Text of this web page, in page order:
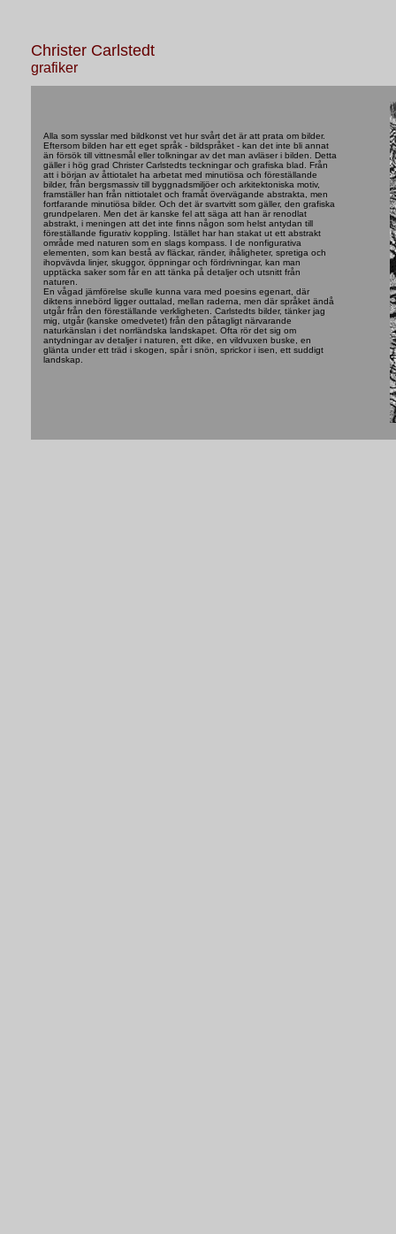
Christer Carlstedt
grafiker
Alla som sysslar med bildkonst vet hur svårt det är att prata om bilder.
Eftersom bilden har ett eget språk - bildspråket - kan det inte bli annat
än försök till vittnesmål eller tolkningar av det man avläser i bilden. Detta
gäller i hög grad Christer Carlstedts teckningar och grafiska blad. Från
att i början av åttiotalet ha arbetat med minutiösa och föreställande
bilder, från bergsmassiv till byggnadsmiljöer och arkitektoniska motiv,
framställer han från nittiotalet och framåt övervägande abstrakta, men
fortfarande minutiösa bilder. Och det är svartvitt som gäller, den grafiska
grundpelaren. Men det är kanske fel att säga att han är renodlat
abstrakt, i meningen att det inte finns någon som helst antydan till
föreställande figurativ koppling. Istället har han stakat ut ett abstrakt
område med naturen som en slags kompass. I de nonfigurativa
elementen, som kan bestå av fläckar, ränder, ihåligheter, spretiga och
ihopvävda linjer, skuggor, öppningar och fördrivningar, kan man
upptäcka saker som får en att tänka på detaljer och utsnitt från
naturen.
En vågad jämförelse skulle kunna vara med poesins egenart, där
diktens innebörd ligger outtalad, mellan raderna, men där språket ändå
utgår från den föreställande verkligheten. Carlstedts bilder, tänker jag
mig, utgår (kanske omedvetet) från den påtagligt närvarande
naturkänslan i det norrländska landskapet. Ofta rör det sig om
antydningar av detaljer i naturen, ett dike, en vildvuxen buske, en
glänta under ett träd i skogen, spår i snön, sprickor i isen, ett suddigt
landskap.